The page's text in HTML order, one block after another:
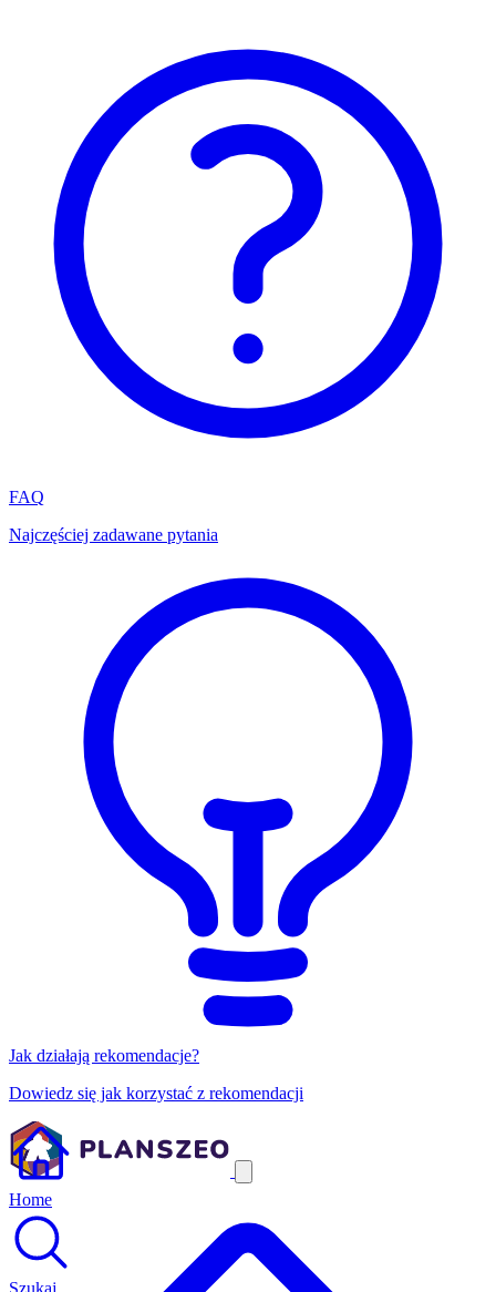
FAQ
Najczęściej zadawane pytania
Jak działają rekomendacje?
Dowiedz się jak korzystać z rekomendacji
Home
Szukaj